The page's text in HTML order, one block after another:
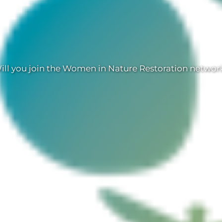
you join the Women in Nature Restoration